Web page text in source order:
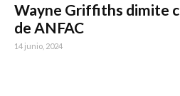
Wayne Griffiths dimite
de ANFAC
14 junio, 2024